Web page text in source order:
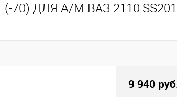
70) ДЛЯ А/М ВАЗ 2110
9 940